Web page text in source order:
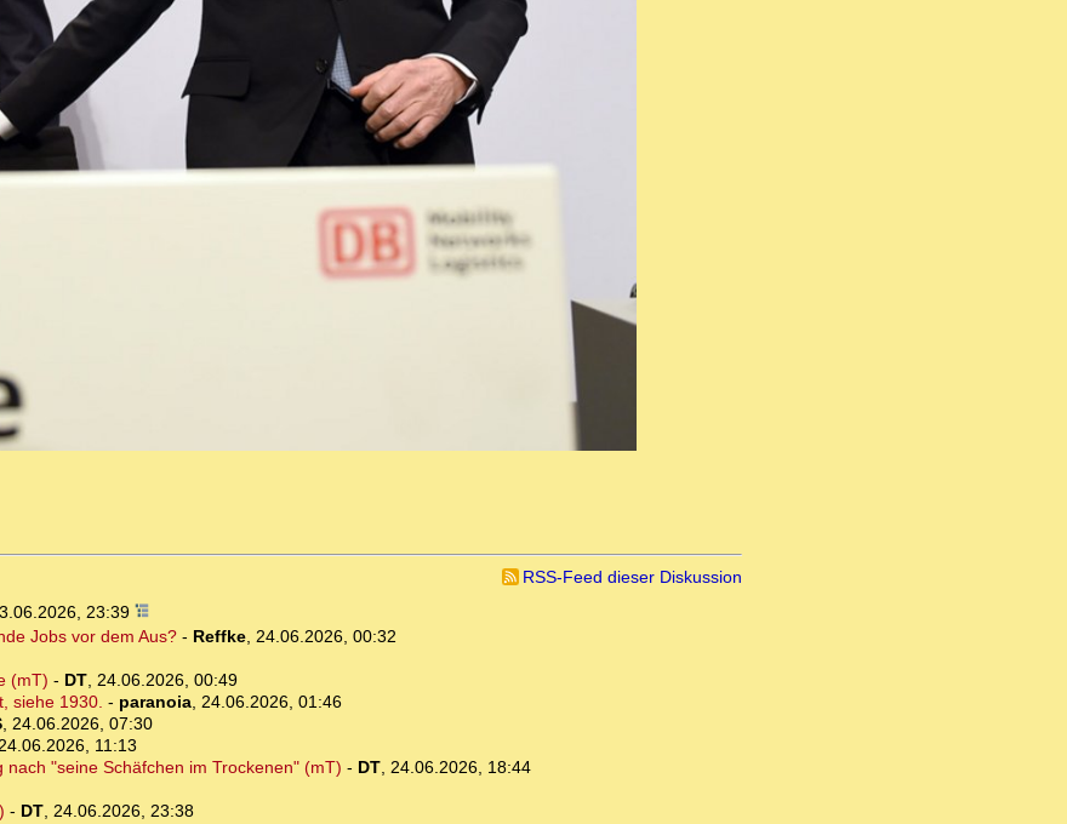
RSS-Feed dieser Diskussion
23:39
Jobs vor dem Aus?- Reffke, 24.06.2026, 00:32
(mT) - DT, 24.06.2026, 00:49
siehe 1930. - paranoia, 24.06.2026, 01:46
, 24.06.2026, 07:30
11:13
"seine Schäfchen im Trockenen" (mT) - DT, 24.06.2026, 18:44
- DT, 24.06.2026, 23:38